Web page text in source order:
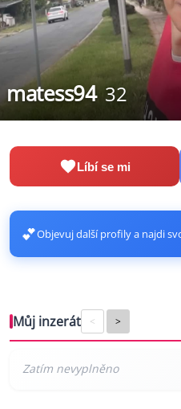
matess94 32
Líbí se mi
💕Objevuj další profily a najdi
Můj inzerát < >